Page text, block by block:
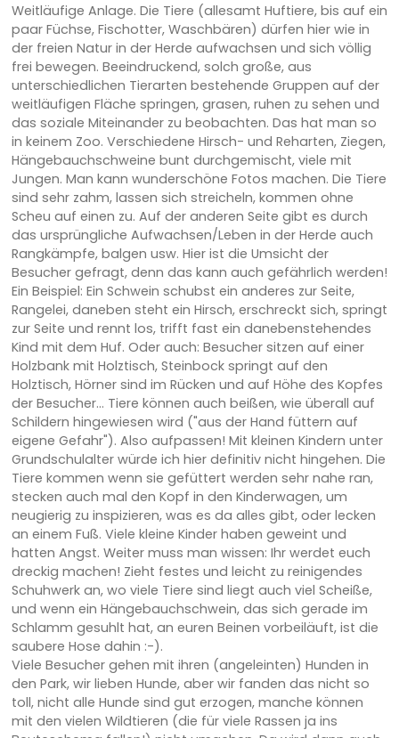
Weitläufige Anlage. Die Tiere (allesamt Huftiere, bis auf ein
paar Füchse, Fischotter, Waschbären) dürfen hier wie in
der freien Natur in der Herde aufwachsen und sich völlig
frei bewegen. Beeindruckend, solch große, aus
unterschiedlichen Tierarten bestehende Gruppen auf der
weitläufigen Fläche springen, grasen, ruhen zu sehen und
das soziale Miteinander zu beobachten. Das hat man so
in keinem Zoo. Verschiedene Hirsch- und Reharten, Ziegen,
Hängebauchschweine bunt durchgemischt, viele mit
Jungen. Man kann wunderschöne Fotos machen. Die Tiere
sind sehr zahm, lassen sich streicheln, kommen ohne
Scheu auf einen zu. Auf der anderen Seite gibt es durch
das ursprüngliche Aufwachsen/Leben in der Herde auch
Rangkämpfe, balgen usw. Hier ist die Umsicht der
Besucher gefragt, denn das kann auch gefährlich werden!
Ein Beispiel: Ein Schwein schubst ein anderes zur Seite,
Rangelei, daneben steht ein Hirsch, erschreckt sich, springt
zur Seite und rennt los, trifft fast ein danebenstehendes
Kind mit dem Huf. Oder auch: Besucher sitzen auf einer
Holzbank mit Holztisch, Steinbock springt auf den
Holztisch, Hörner sind im Rücken und auf Höhe des Kopfes
der Besucher... Tiere können auch beißen, wie überall auf
Schildern hingewiesen wird ("aus der Hand füttern auf
eigene Gefahr"). Also aufpassen! Mit kleinen Kindern unter
Grundschulalter würde ich hier definitiv nicht hingehen. Die
Tiere kommen wenn sie gefüttert werden sehr nahe ran,
stecken auch mal den Kopf in den Kinderwagen, um
neugierig zu inspizieren, was es da alles gibt, oder lecken
an einem Fuß. Viele kleine Kinder haben geweint und
hatten Angst. Weiter muss man wissen: Ihr werdet euch
dreckig machen! Zieht festes und leicht zu reinigendes
Schuhwerk an, wo viele Tiere sind liegt auch viel Scheiße,
und wenn ein Hängebauchschwein, das sich gerade im
Schlamm gesuhlt hat, an euren Beinen vorbeiläuft, ist die
saubere Hose dahin :-).
Viele Besucher gehen mit ihren (angeleinten) Hunden in
den Park, wir lieben Hunde, aber wir fanden das nicht so
toll, nicht alle Hunde sind gut erzogen, manche können
mit den vielen Wildtieren (die für viele Rassen ja ins